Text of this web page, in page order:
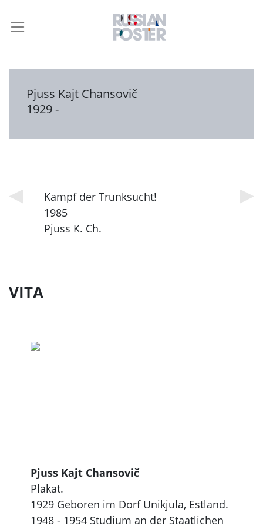
Pjuss Kajt Chansovič
1929 -
Kampf der Trunksucht!
1985
Pjuss K. Ch.
VITA
Pjuss Kajt Chansovič
Plakat.
1929 Geboren im Dorf Unikjula, Estland.
1948 - 1954 Studium an der Staatlichen